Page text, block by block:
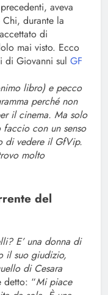
aveva
Chi, durante la
di
mai visto. Ecco
di Giovanni sul GF
libro) e pecco
perché non
il cinema. Ma solo
con un senso
di vedere il GfVip.
molto
del
E’ una donna di
il suo giudizio,
di Cesara
detto: “Mi piace